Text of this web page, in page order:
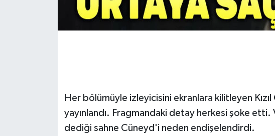
Her bölümüyle izleyicisini ekranlara kilitleyen Kızıl
yayınlandı. Fragmandaki detay herkesi şoke etti.
dediği sahne Cüneyd'i neden endişelendirdi.